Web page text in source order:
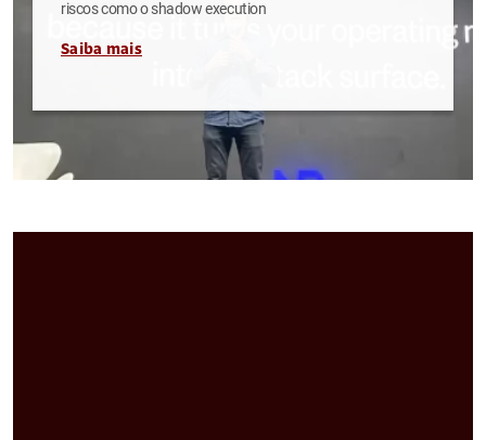
riscos como o shadow execution
Saiba mais